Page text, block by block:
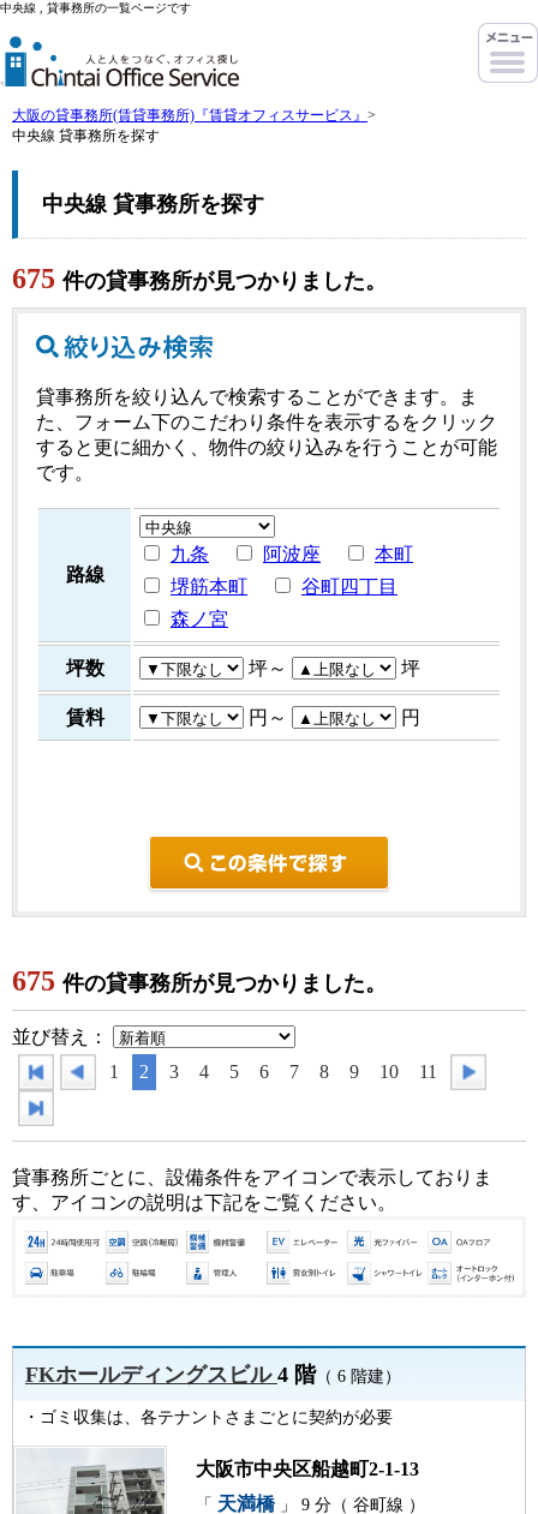
中央線 , 貸事務所の一覧ページです
大阪の貸事務所(賃貸事務所)『賃貸オフィスサービス』 >
中央線 貸事務所を探す
中央線 貸事務所を探す
675 件の貸事務所が見つかりました。
貸事務所を絞り込んで検索することができます。ま
た、フォーム下のこだわり条件を表示するをクリック
すると更に細かく、物件の絞り込みを行うことが可能
です。
路線
九条 阿波座
本町
堺筋本町
谷町四丁目
森ノ宮
坪数 坪～ 坪
賃料 円～ 円
675 件の貸事務所が見つかりました。
並び替え：
1
2 3 4 5 6 7 8 9 10 11
貸事務所ごとに、設備条件をアイコンで表示しておりま
す、アイコンの説明は下記をご覧ください。
FKホールディングスビル4 階（ 6 階建）
・ゴミ収集は、各テナントさまごとに契約が必要
大阪市中央区船越町2-1-13
「 天満橋 」 9 分（ 谷町線 ）